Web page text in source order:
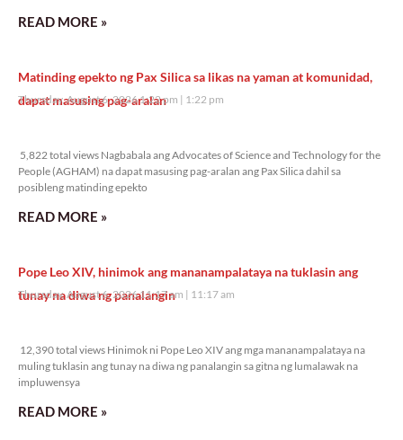
READ MORE »
Matinding epekto ng Pax Silica sa likas na yaman at komunidad,
dapat masusing pag-aralan
Thursday, August 6, 2026 1:22 pm 1:22 pm
5,822 total views Nagbabala ang Advocates of Science and Technology for the
People (AGHAM) na dapat masusing pag-aralan ang Pax Silica dahil sa
posibleng matinding epekto
READ MORE »
Pope Leo XIV, hinimok ang mananampalataya na tuklasin ang
tunay na diwa ng panalangin
Thursday, August 6, 2026 11:17 am 11:17 am
12,390 total views Hinimok ni Pope Leo XIV ang mga mananampalataya na
muling tuklasin ang tunay na diwa ng panalangin sa gitna ng lumalawak na
impluwensya
READ MORE »